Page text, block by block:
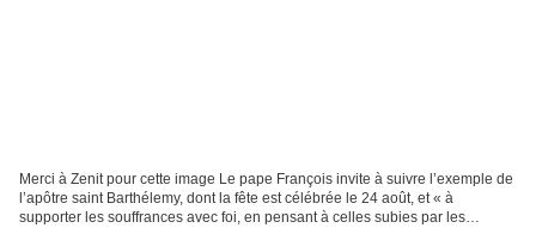
Merci à Zenit pour cette image Le pape François invite à suivre l’exemple de
l’apôtre saint Barthélemy, dont la fête est célébrée le 24 août, et « à
supporter les souffrances avec foi, en pensant à celles subies par les